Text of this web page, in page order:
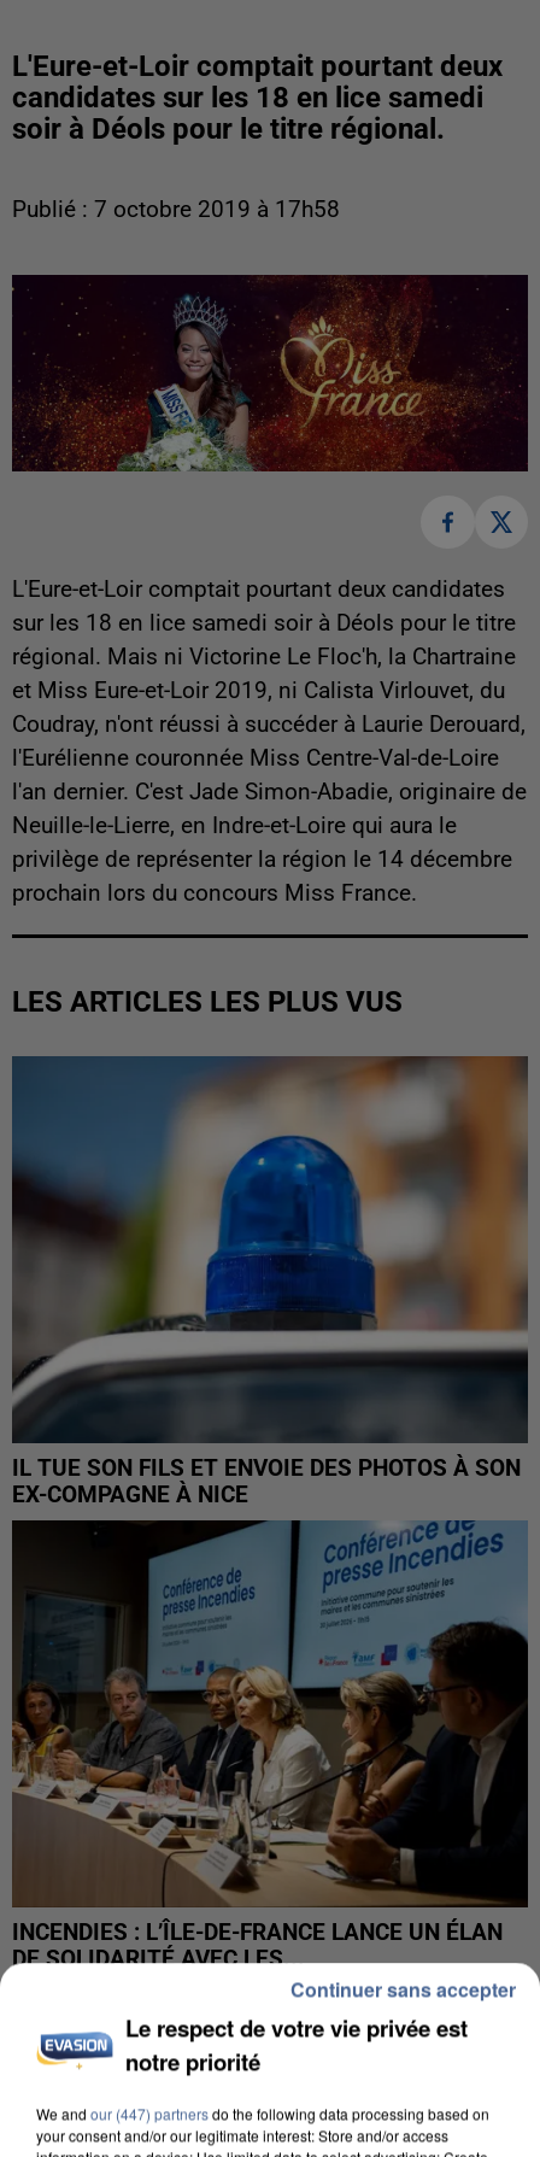
L'Eure-et-Loir comptait pourtant deux
candidates sur les 18 en lice samedi
soir à Déols pour le titre régional.
Publié : 7 octobre 2019 à 17h58
L'Eure-et-Loir comptait pourtant deux candidates
sur les 18 en lice samedi soir à Déols pour le titre
régional. Mais ni Victorine Le Floc'h, la Chartraine
et Miss Eure-et-Loir 2019, ni Calista Virlouvet, du
Coudray, n'ont réussi à succéder à Laurie Derouard,
l'Eurélienne couronnée Miss Centre-Val-de-Loire
l'an dernier. C'est Jade Simon-Abadie, originaire de
Neuille-le-Lierre, en Indre-et-Loire qui aura le
privilège de représenter la région le 14 décembre
prochain lors du concours Miss France.
LES ARTICLES LES PLUS VUS
IL TUE SON FILS ET ENVOIE DES PHOTOS À SON
EX-COMPAGNE À NICE
INCENDIES : L’ÎLE-DE-FRANCE LANCE UN ÉLAN
DE SOLIDARITÉ AVEC LES...
Le respect de votre vie privée est
notre priorité
We and our (447) partnersdo the following data processing based on
your consent and/or our legitimate interest: Store and/or access
Continuer sans accepter